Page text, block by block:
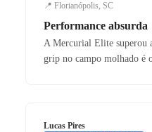
📍 Florianópolis, SC
Performance absurda
A Mercurial Elite superou
grip no campo molhado é
Lucas Pires